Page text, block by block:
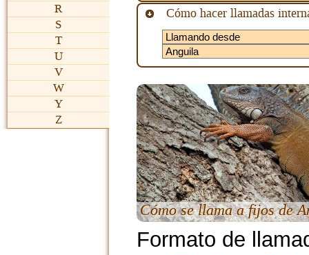
R
S
T
U
V
W
Y
Z
Cómo hacer llamadas
Cómo se llama a fijos de
Formato de